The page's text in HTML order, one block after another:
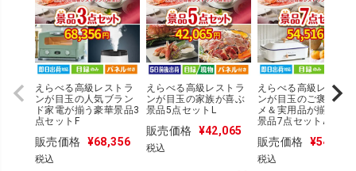
えらべる高級レストラ
ンが目玉の人気ブラン
ド家電が揃う豪華景品3
点セットF
販売価格 ¥68,356
税込
えらべる高級レストラ
ンが目玉の家族が喜ぶ
景品5点セットL
販売価格 ¥42,065
税込
えらべる高級レストラ
ンが目玉のご褒美グル
メ＆実用品が揃う万能
景品7点セットA
販売価格 ¥54,516
税込